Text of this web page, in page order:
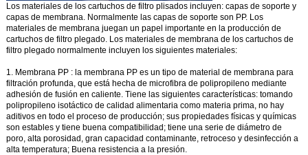
Los materiales de los cartuchos de filtro plisados incluyen: capas de soporte y
capas de membrana. Normalmente las capas de soporte son PP. Los
materiales de membrana juegan un papel importante en la producción de
cartuchos de filtro plegado. Los materiales de membrana de los cartuchos de
filtro plegadonormalmente incluyen los siguientes materiales:
1. Membrana PP: la membrana PPes un tipo de material de membrana para
filtración profunda, que está hecha de microfibra de polipropileno mediante
adhesión de fusión en caliente. Tiene las siguientes características: tomando
polipropileno isotáctico de calidad alimentaria como materia prima, no hay
aditivos en todo el proceso de producción; sus propiedades físicas y químicas
son estables y tiene buena compatibilidad; tiene una serie de diámetro de
poro, alta porosidad, gran capacidad contaminante, retroceso y desinfección a
alta temperatura; Buena resistencia a la presión.